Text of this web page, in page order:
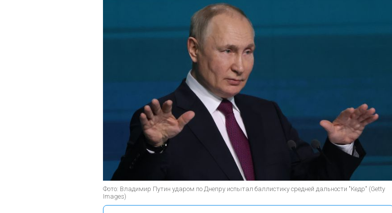
Фото: Владимир Путин ударом по Днепру испытал баллистику средней дальности "Кедр" (Getty
Images)